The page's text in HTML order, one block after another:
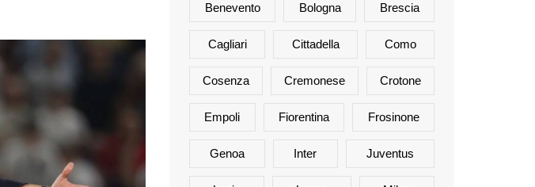
Benevento Bologna Brescia
Cagliari Cittadella Como
Cosenza Cremonese Crotone
Empoli Fiorentina Frosinone
Genoa Inter Juventus